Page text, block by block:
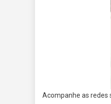
Acompanhe as redes